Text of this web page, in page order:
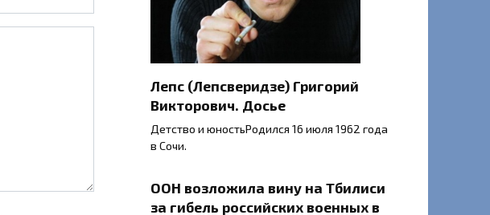
Лепс (Лепсверидзе) Григорий
Викторович. Досье
Детство и юностьРодился 16 июля 1962 года
в Сочи.
ООН возложила вину на Тбилиси
за гибель российских военных в